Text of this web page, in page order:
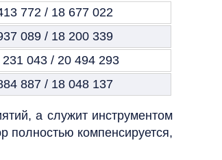
772 / 18 677 022
089 / 18 200 339
231 043 / 20 494 293
887 / 18 048 137
а служит инструментом
полностью компенсируется,